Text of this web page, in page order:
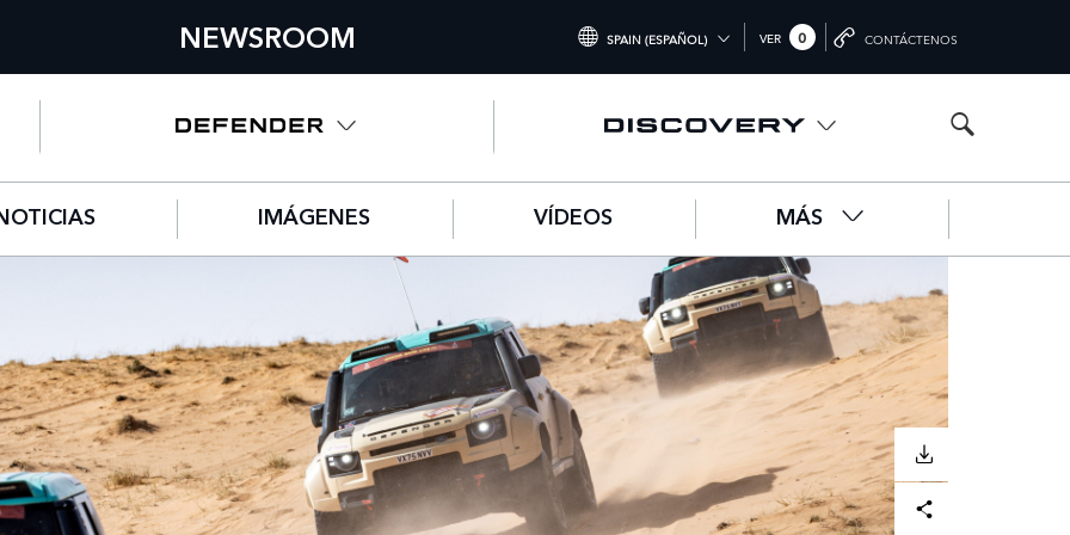
NEWSROOM SPAIN (ESPAÑOL)
UNITED KINGDOM (ENGLISH)
NORTH AMERICA (ENGLISH)
CHINA (中国（中文))
GERMANY (DEUTSCH)
FRANCE (FRANÇAIS)
SPAIN (ESPAÑOL)
ITALY (ITALIANO)
VER 0 CONTÁCTENOS
IMÁGENES VÍDEOS MÁS
DESCARGAR
Facebook
X LinkedInShare